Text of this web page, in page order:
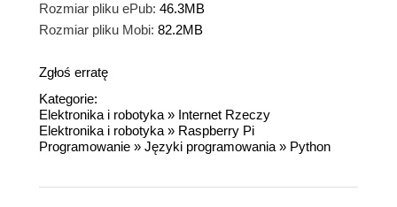
Rozmiar pliku ePub: 46.3MB
Rozmiar pliku Mobi: 82.2MB
Zgłoś erratę
Kategorie:
Elektronika i robotyka » Internet Rzeczy
Elektronika i robotyka » Raspberry Pi
Programowanie » Języki programowania » Python